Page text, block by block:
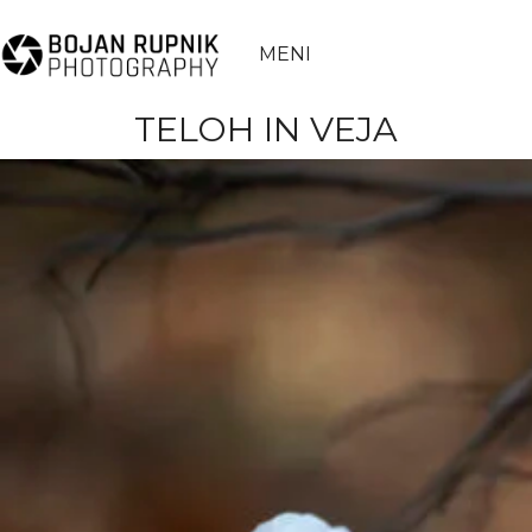
MENI
TELOH IN VEJA